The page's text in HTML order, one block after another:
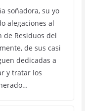
soñadora, su yo
alegaciones al
de Residuos del
de sus casi
dedicadas a
y tratar los